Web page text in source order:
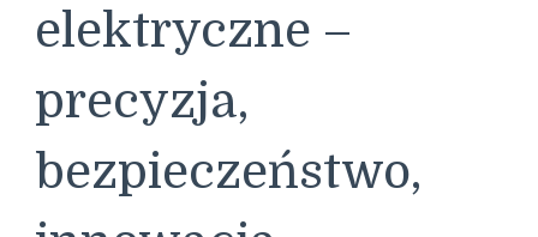
elektryczne –
precyzja,
bezpieczeństwo,